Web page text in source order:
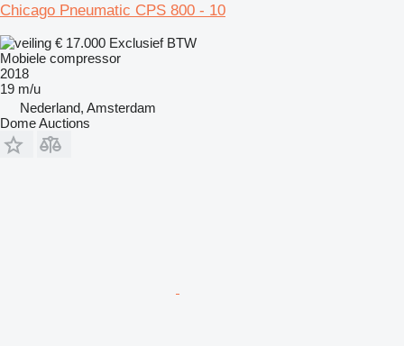
Chicago Pneumatic CPS 800 - 10
€ 17.000 Exclusief BTW
Mobiele compressor
2018
19 m/u
Nederland, Amsterdam
Dome Auctions